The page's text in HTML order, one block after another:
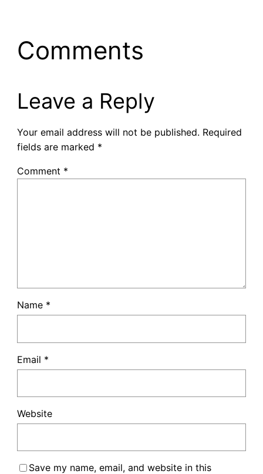
Comments
Leave a Reply
Your email address will not be published. Required
fields are marked *
Comment *
Name *
Email *
Website
Save my name, email, and website in this